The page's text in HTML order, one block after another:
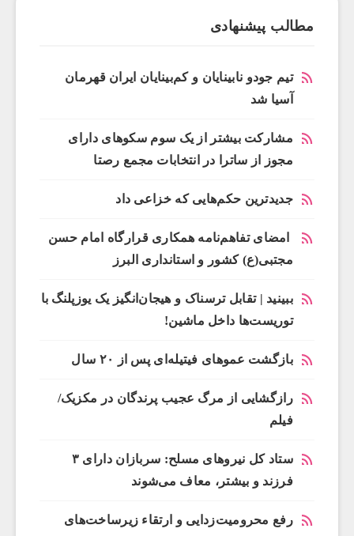
مطالب پیشنهادی
تیم جودو نابینایان و کم‌بینایان ایران قهرمان
آسیا شد
مشارکت بیشتر از یک سوم سکوهای دارای
مجوز از ساترا در انتخابات مجمع رصتا
جدیدترین حکم‌هایی که خزاعی داد
امضای تفاهم‌نامه همکاری قرارگاه امام حسن
مجتبی(ع) کشور و استانداری البرز
ببینید | تقابل ترسناک و هیجان‌انگیز یک یوزپلنگ با
توریست‌ها داخل ماشین!
بازگشت عموهای فیتیله‌ای پس از ۲۰ سال
رازگشایی از مرگ عجیب پرندگان در مکزیک/
فیلم
ستاد کل نیروهای مسلح: سربازان دارای ۳
فرزند و بیشتر، معاف می‌شوند
رفع محرومیت‌زدایی و ارتقاء زیرساخت‌های